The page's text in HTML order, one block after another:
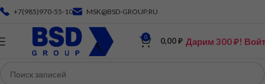
+7(985)970-55-10 MSK@BSD-GROUP.RU
0 0,00₽ Дарим 300 ₽!